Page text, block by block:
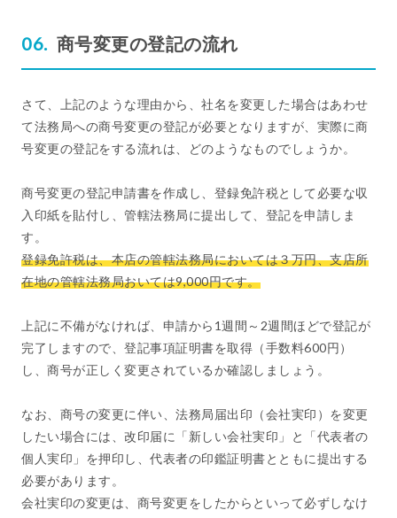
商号変更の登記の流れ
さて、上記のような理由から、社名を変更した場合はあわせ
て法務局への商号変更の登記が必要となりますが、実際に商
号変更の登記をする流れは、どのようなものでしょうか。
商号変更の登記申請書を作成し、登録免許税として必要な収
入印紙を貼付し、管轄法務局に提出して、登記を申請しま
す。
登録免許税は、本店の管轄法務局においては３万円、支店所
在地の管轄法務局おいては9,000円です。
上記に不備がなければ、申請から1週間～2週間ほどで登記が
完了しますので、登記事項証明書を取得（手数料600円）
し、商号が正しく変更されているか確認しましょう。
なお、商号の変更に伴い、法務局届出印（会社実印）を変更
したい場合には、改印届に「新しい会社実印」と「代表者の
個人実印」を押印し、代表者の印鑑証明書とともに提出する
必要があります。
会社実印の変更は、商号変更をしたからといって必ずしなけ